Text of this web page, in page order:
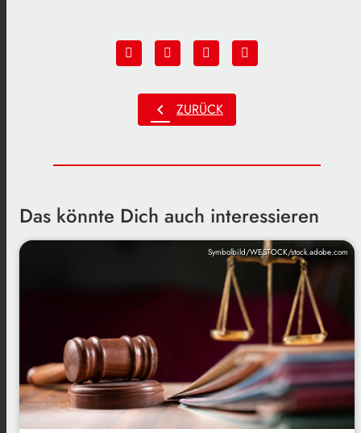
chevron_left ZURÜCK
Das könnte Dich auch interessieren
Symbolbild/WESTOCK/stock.adobe.com